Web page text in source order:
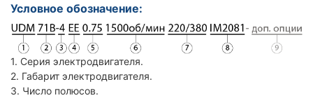
Условное обозначение:
1. Серия электродвигателя.
2. Габарит электродвигателя.
3. Число полюсов.